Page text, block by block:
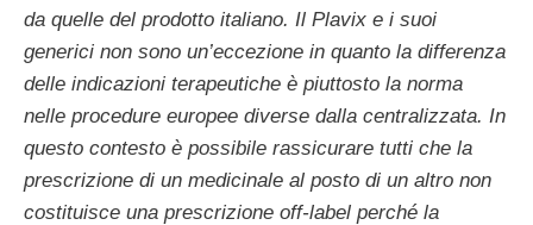
da quelle del prodotto italiano. Il Plavix e i suoi
generici non sono un’eccezione in quanto la differenza
delle indicazioni terapeutiche è piuttosto la norma
nelle procedure europee diverse dalla centralizzata. In
questo contesto è possibile rassicurare tutti che la
prescrizione di un medicinale al posto di un altro non
costituisce una prescrizione off-label perché la